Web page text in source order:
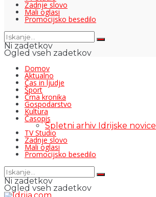
Zadnje slovo
Mali oglasi
Promocijsko besedilo
Ni zadetkov
Ogled vseh zadetkov
Domov
Aktualno
Čas in ljudje
Šport
Črna kronika
Gospodarstvo
Kultura
Časopis
Spletni arhiv Idrijske novice
TV Studio
Zadnje slovo
Mali oglasi
Promocijsko besedilo
Ni zadetkov
Ogled vseh zadetkov